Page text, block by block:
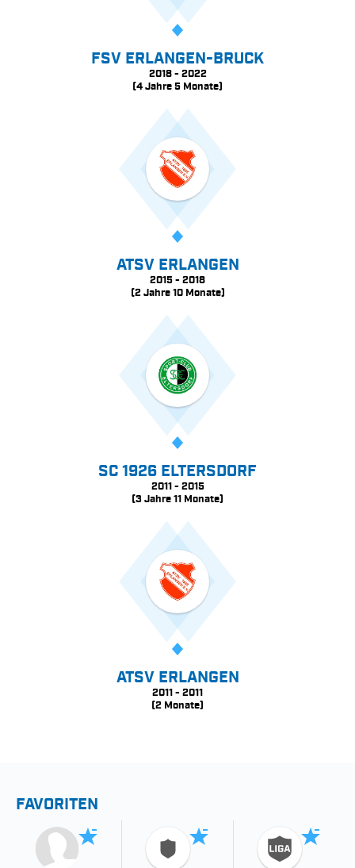
FSV ERLANGEN-BRUCK
2018 - 2022
(4 Jahre 5 Monate)
ATSV ERLANGEN
2015 - 2018
(2 Jahre 10 Monate)
SC 1926 ELTERSDORF
2011 - 2015
(3 Jahre 11 Monate)
ATSV ERLANGEN
2011 - 2011
(2 Monate)
FAVORITEN